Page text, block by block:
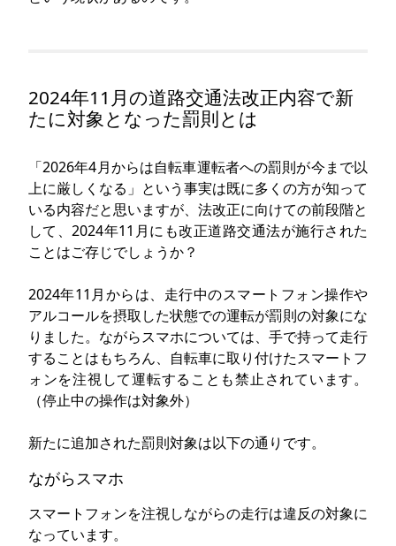
2024年11月の道路交通法改正内容で新
たに対象となった罰則とは
「2026年4月からは自転車運転者への罰則が今まで以
上に厳しくなる」という事実は既に多くの方が知って
いる内容だと思いますが、法改正に向けての前段階と
して、2024年11月にも改正道路交通法が施行された
ことはご存じでしょうか？
2024年11月からは、走行中のスマートフォン操作や
アルコールを摂取した状態での運転が罰則の対象にな
りました。ながらスマホについては、手で持って走行
することはもちろん、自転車に取り付けたスマートフ
ォンを注視して運転することも禁止されています。
（停止中の操作は対象外）
新たに追加された罰則対象は以下の通りです。
ながらスマホ
スマートフォンを注視しながらの走行は違反の対象に
なっています。